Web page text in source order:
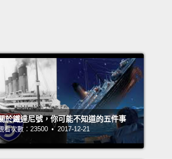
會被航空公司列為拒絕往來戶，然後
。
about passengers? Yes, all the
the first thing out of our mouth.
於鐵達尼號，你可能不知道的五件事
看次數：23500 • 2017-12-21